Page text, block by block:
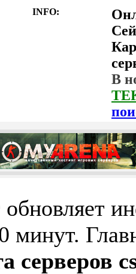
INFO:
В
минут.
серверов